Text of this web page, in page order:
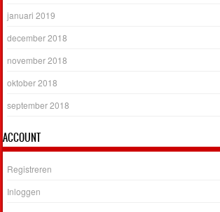
januari 2019
december 2018
november 2018
oktober 2018
september 2018
ACCOUNT
Registreren
Inloggen